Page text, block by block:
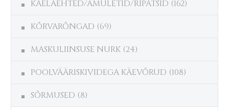
KAELAEHTED/AMULETID/RIPATSID (162)
KÕRVARÕNGAD (69)
MASKULIINSUSE NURK (24)
POOLVÄÄRISKIVIDEGA KÄEVÕRUD (108)
SÕRMUSED (8)